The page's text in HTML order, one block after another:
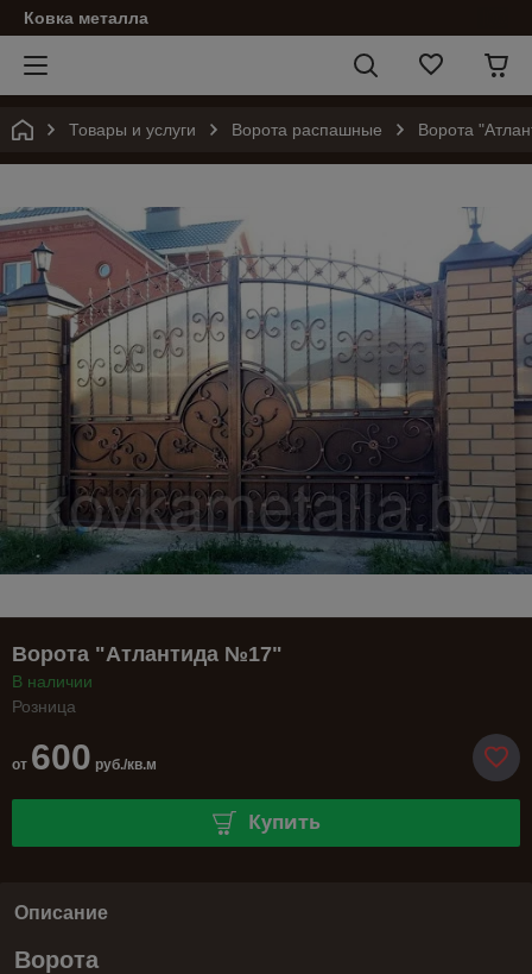
Ковка металла
Товары и услуги Ворота распашные Ворота
Ворота "Атлантида №17"
В наличии
Розница
от 600 руб./кв.м
Купить
Описание
Ворота